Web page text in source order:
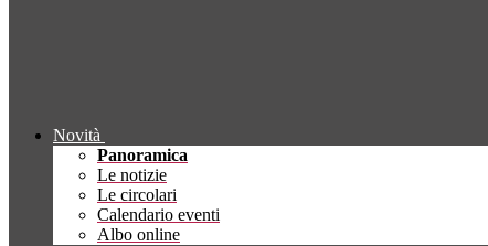
Novità
Panoramica
Le notizie
Le circolari
Calendario eventi
Albo online